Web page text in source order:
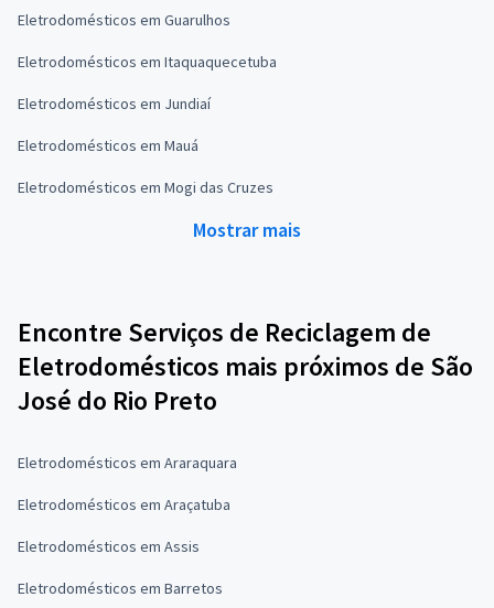
Eletrodomésticos em Guarulhos
Eletrodomésticos em Itaquaquecetuba
Eletrodomésticos em Jundiaí
Eletrodomésticos em Mauá
Eletrodomésticos em Mogi das Cruzes
Mostrar mais
Encontre Serviços de Reciclagem de
Eletrodomésticos mais próximos de São
José do Rio Preto
Eletrodomésticos em Araraquara
Eletrodomésticos em Araçatuba
Eletrodomésticos em Assis
Eletrodomésticos em Barretos